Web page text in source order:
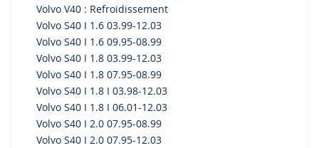
Volvo V40 : Refroidissement
Volvo S40 I 1.6 03.99-12.03
Volvo S40 I 1.6 09.95-08.99
Volvo S40 I 1.8 03.99-12.03
Volvo S40 I 1.8 07.95-08.99
Volvo S40 I 1.8 I 03.98-12.03
Volvo S40 I 1.8 I 06.01-12.03
Volvo S40 I 2.0 07.95-08.99
Volvo S40 I 2.0 07.95-12.03